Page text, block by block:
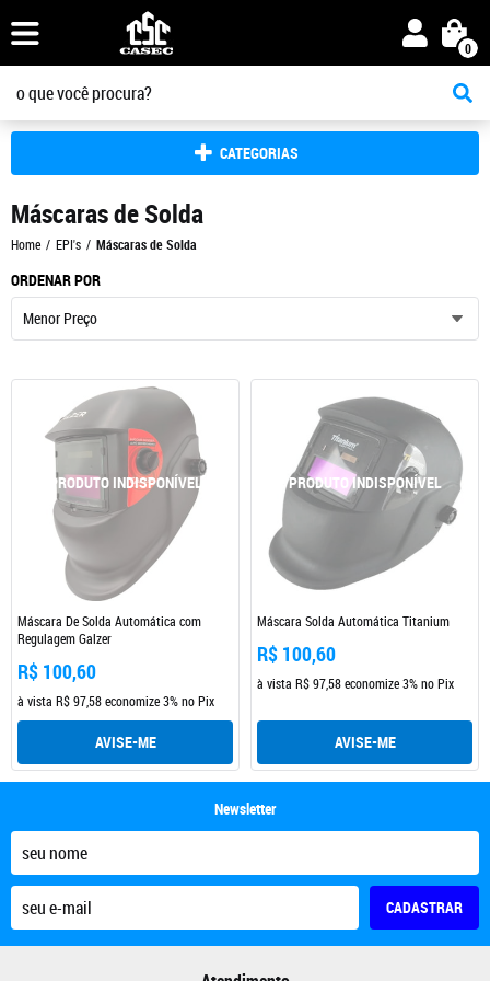
0
CATEGORIAS
Máscaras de Solda
Home EPI's Máscaras de Solda
ORDENAR POR
Menor Preço
Máscara De Solda Automática com
Regulagem Galzer
R$ 100,60
à vista R$ 97,58economize3%no Pix
AVISE-ME
Máscara Solda Automática Titanium
R$ 100,60
à vista R$ 97,58economize3%no Pix
AVISE-ME
Newsletter
CADASTRAR